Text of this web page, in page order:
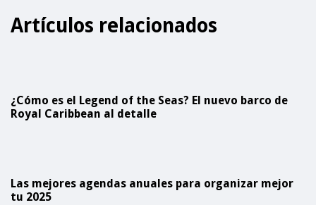
Artículos relacionados
¿Cómo es el Legend of the Seas? El nuevo barco de
Royal Caribbean al detalle
Las mejores agendas anuales para organizar mejor
tu 2025